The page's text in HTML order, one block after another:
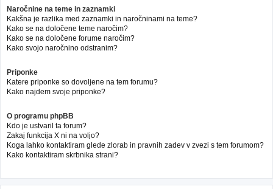
Naročnine na teme in zaznamki
Kakšna je razlika med zaznamki in naročninami na teme?
Kako se na določene teme naročim?
Kako se na določene forume naročim?
Kako svojo naročnino odstranim?
Priponke
Katere priponke so dovoljene na tem forumu?
Kako najdem svoje priponke?
O programu phpBB
Kdo je ustvaril ta forum?
Zakaj funkcija X ni na voljo?
Koga lahko kontaktiram glede zlorab in pravnih zadev v zvezi s tem forumom?
Kako kontaktiram skrbnika strani?